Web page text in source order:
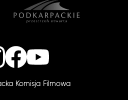
Komisja Filmowa